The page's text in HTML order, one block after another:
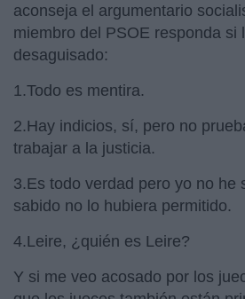
aconseja el argumentario
miembro del PSOE responda si
desaguisado:
1.Todo es mentira.
2.Hay indicios, sí, pero no
trabajar a la justicia.
3.Es todo verdad pero yo no he
sabido no lo hubiera permitido.
4.Leire, ¿quién es Leire?
Y si me veo acosado por los